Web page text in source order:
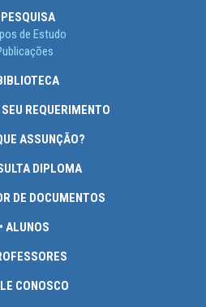
PESQUISA
de Estudo
REQUERIMENTO
ASSUNÇÃO?
DIPLOMA
DE DOCUMENTOS
• ALUNOS
CONOSCO